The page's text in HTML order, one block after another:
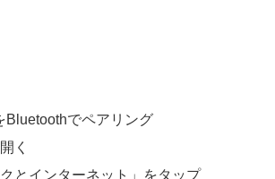
Bluetoothでペアリング
く
クとインターネット」をタップ